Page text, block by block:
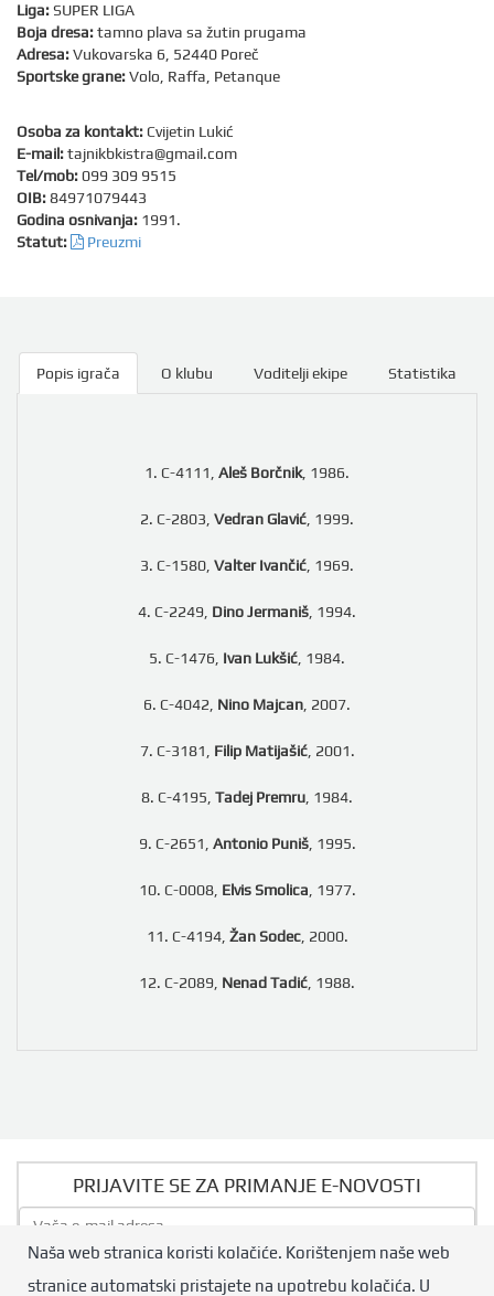
Liga:SUPER LIGA
Boja dresa:tamno plava sa žutin prugama
Adresa:Vukovarska 6, 52440 Poreč
Sportske grane:Volo, Raffa, Petanque
Osoba za kontakt: Cvijetin Lukić
E-mail:tajnikbkistra@gmail.com
Tel/mob:099 309 9515
OIB:84971079443
Godina osnivanja: 1991.
Statut:
Preuzmi
Popis igrača O klubu Voditelji ekipe Statistika
1. C-4111, Aleš Borčnik, 1986.
2. C-2803, Vedran Glavić, 1999.
3. C-1580, Valter Ivančić, 1969.
4. C-2249, Dino Jermaniš, 1994.
5. C-1476, Ivan Lukšić, 1984.
6. C-4042, Nino Majcan, 2007.
7. C-3181, Filip Matijašić, 2001.
8. C-4195, Tadej Premru, 1984.
9. C-2651, Antonio Puniš, 1995.
10. C-0008, Elvis Smolica, 1977.
11. C-4194, Žan Sodec, 2000.
12. C-2089, Nenad Tadić, 1988.
PRIJAVITE SE ZA PRIMANJE E-NOVOSTI
Pošalji
Naša web stranica koristi kolačiće. Korištenjem naše web
stranice automatski pristajete na upotrebu kolačića. U